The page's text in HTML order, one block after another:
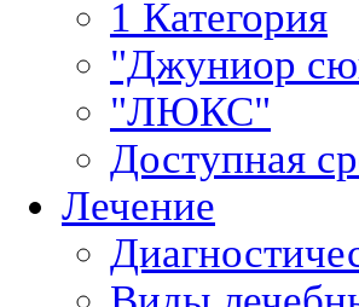
1 Категория
"Джуниор
"ЛЮКС"
Доступная
Лечение